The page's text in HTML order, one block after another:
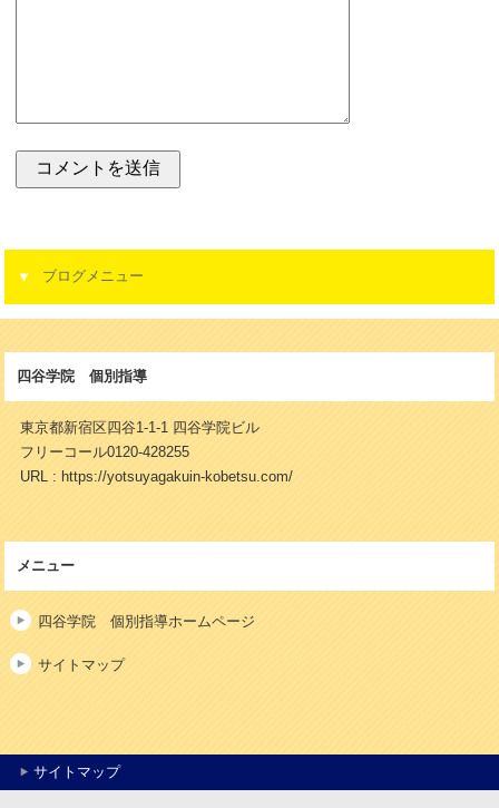
ブログメニュー
四谷学院 個別指導
東京都新宿区四谷1-1-1 四谷学院ビル
フリーコール0120-428255
URL : https://yotsuyagakuin-kobetsu.com/
メニュー
四谷学院 個別指導ホームページ
サイトマップ
サイトマップ